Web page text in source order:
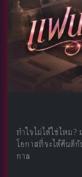
ทำใจไม่ได้ใช่ไหม?
โอกาสที่จะได้คืนดี
กาล